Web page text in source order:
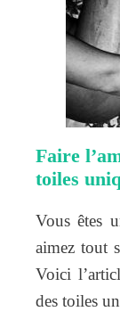
Faire
toiles
Vous êtes
aimez tout
Voici
des toiles